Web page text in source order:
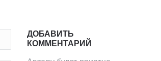
ДОБАВИТЬ
КОММЕНТАРИЙ